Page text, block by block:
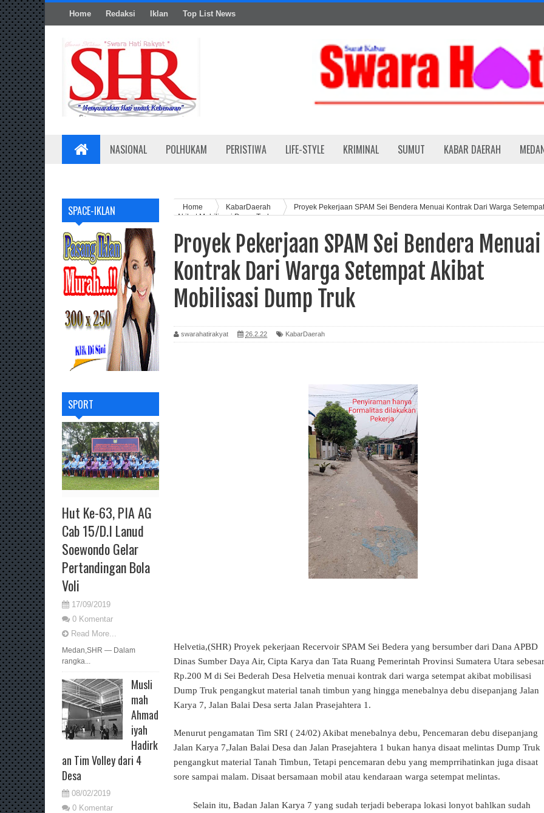
Home Redaksi Iklan Top List News
NASIONAL POLHUKAM PERISTIWA LIFE-STYLE KRIMINAL SUMUT KABAR DAERAH
SPACE-IKLAN
SPORT
Hut Ke-63, PIA AG
Cab 15/D.I Lanud
Soewondo Gelar
Pertandingan Bola
Voli
17/09/2019
0 Komentar
Read More...
Medan,SHR — Dalam
rangka...
Musli
mah
Ahmad
iyah
Hadirk
an Tim Volley dari 4
Desa
08/02/2019
0 Komentar
Home KabarDaerah
Proyek Pekerjaan SPAM Sei Bendera Menuai Kontrak Dari Warga Setempat
Akibat Mobilisasi Dump Truk
Proyek Pekerjaan SPAM Sei Bendera Menuai
Kontrak Dari Warga Setempat Akibat
Mobilisasi Dump Truk
swarahatirakyat 26.2.22 KabarDaerah
Helvetia,(SHR) Proyek pekerjaan Recervoir SPAM Sei Bedera yang bersumber dari Dana APBD
Dinas Sumber Daya Air, Cipta Karya dan Tata Ruang Pemerintah Provinsi Sumatera Utara sebesar
Rp.200 M di Sei Bederah Desa Helvetia menuai kontrak dari warga setempat akibat mobilisasi
Dump Truk pengangkut material tanah timbun yang hingga menebalnya debu disepanjang Jalan
Karya 7, Jalan Balai Desa serta Jalan Prasejahtera 1.
Menurut pengamatan Tim SRI ( 24/02) Akibat menebalnya debu, Pencemaran debu disepanjang
Jalan Karya 7,Jalan Balai Desa dan Jalan Prasejahtera 1 bukan hanya disaat melintas Dump Truk
pengangkut material Tanah Timbun, Tetapi pencemaran debu yang memprrihatinkan juga disaat
sore sampai malam. Disaat bersamaan mobil atau kendaraan warga setempat melintas.
Selain itu, Badan Jalan Karya 7 yang sudah terjadi beberapa lokasi lonyot bahlkan sudah